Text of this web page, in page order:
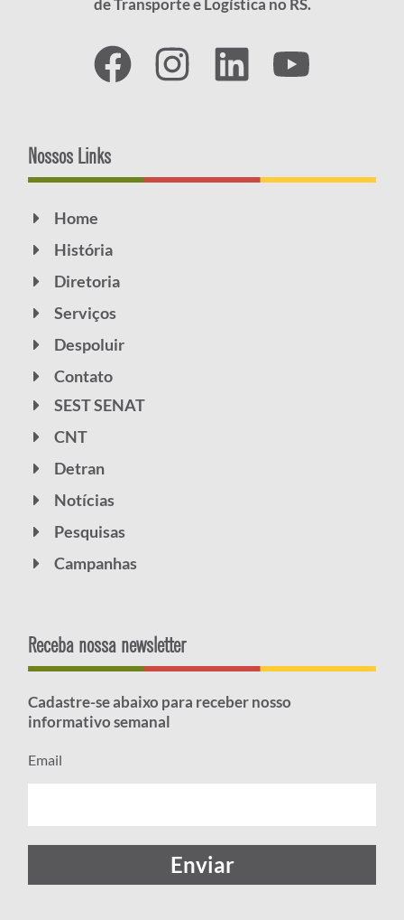
Nossos Links
Home
História
Diretoria
Serviços
Despoluir
Contato
SEST SENAT
CNT
Detran
Notícias
Pesquisas
Campanhas
Receba nossa newsletter
Cadastre-se abaixo para receber nosso
informativo semanal
Email
Enviar